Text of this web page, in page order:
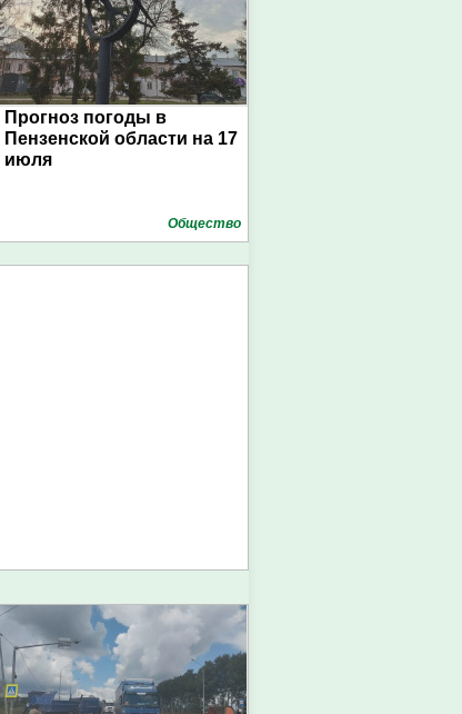
млн рублей
Прогноз погоды в
Пензенской области на 17
июля
Общество